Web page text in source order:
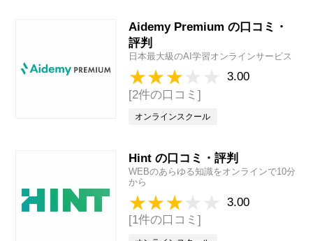
Aidemy Premium の口コミ・
評判
日本最大級のAI学習オンラインサービス
3.00
[2件の口コミ]
オンラインスクール
Hint の口コミ・評判
WEBのあらゆる知識をオンラインで10分
から
3.00
[1件の口コミ]